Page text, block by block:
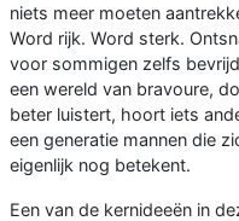
niets meer moeten
Word rijk. Word sterk.
voor sommigen zelfs
een wereld van bravoure,
beter luistert, hoort iets
een generatie mannen die
eigenlijk nog betekent.
Een van de kernideeën in